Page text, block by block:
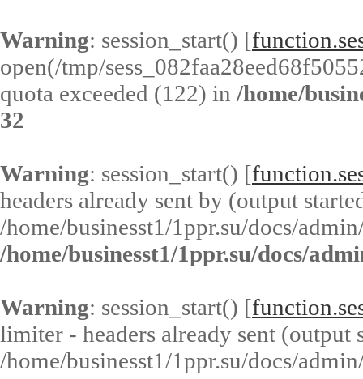
Warning: session_start() [
open(/tmp/
quota exceeded (122) in /home/
32
Warning: session_start() [
headers already sent by (output
/home/businesst1/1ppr.su/docs/
/home/businesst1/1ppr.su/docs/
Warning: session_start() [
limiter - headers already sent (output
/home/businesst1/1ppr.su/docs/